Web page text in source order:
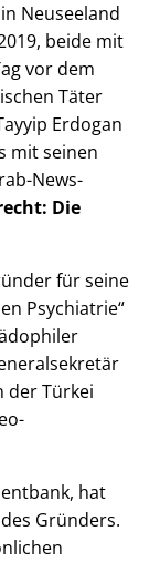
Neuseeland
beide mit
vor dem
Täter
Erdogan
mit seinen
News-
Die
für seine
Psychiatrie
der Türkei
hat
Gründers.